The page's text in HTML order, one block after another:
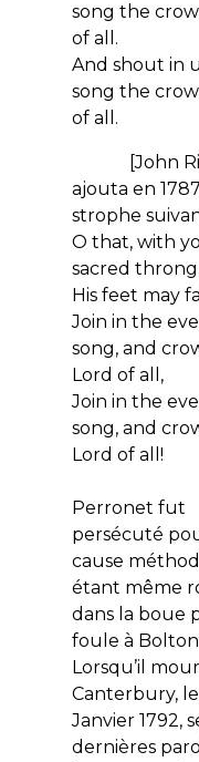
song the
of all.
And shout in
song the
of all.
[John
ajouta en
strophe
O that, with
sacred
His feet may
Join in the
song, and
Lord of all,
Join in the
song, and
Lord of all!
Perronet fut
persécuté
cause
étant même
dans la boue
foule à
Lorsqu’il
Canterbury,
Janvier 1792,
dernières